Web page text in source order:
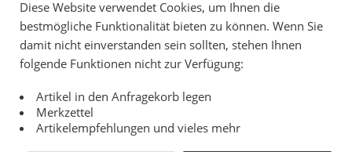
3,85 € *
Diese Website verwendet Cookies, um Ihnen die
bestmögliche Funktionalität bieten zu können. Wenn Sie
damit nicht einverstanden sein sollten, stehen Ihnen
folgende Funktionen nicht zur Verfügung:
Artikel in den Anfragekorb legen
Merkzettel
Artikelempfehlungen und vieles mehr